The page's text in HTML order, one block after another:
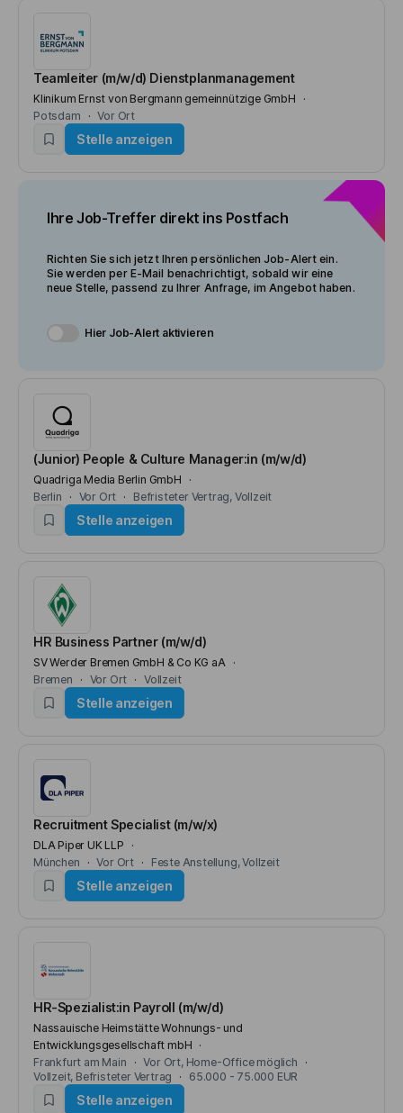
Teamleiter (m/w/d) Dienstplanmanagement
Klinikum Ernst von Bergmann gemeinnützige GmbH
Potsdam
Vor Ort
Stelle anzeigen
Ihre Job-Treffer direkt ins Postfach
Richten Sie sich jetzt Ihren persönlichen Job-Alert ein.
Sie werden per E-Mail benachrichtigt, sobald wir eine
neue Stelle, passend zu Ihrer Anfrage, im Angebot haben.
Hier Job-Alert aktivieren
(Junior) People & Culture Manager:in (m/w/d)
Quadriga Media Berlin GmbH
Berlin
Vor Ort Befristeter Vertrag Vollzeit
Stelle anzeigen
HR Business Partner (m/w/d)
SV Werder Bremen GmbH & Co KG aA
Bremen
Vor Ort Vollzeit
Stelle anzeigen
Recruitment Specialist (m/w/x)
DLA Piper UK LLP
München
Vor Ort Feste Anstellung Vollzeit
Stelle anzeigen
HR-Spezialist:in Payroll (m/w/d)
Nassauische Heimstätte Wohnungs- und
Entwicklungsgesellschaft mbH
Frankfurt am Main
Vor Ort Home-Office möglich
Vollzeit Befristeter Vertrag 65.000 - 75.000 EUR
Stelle anzeigen